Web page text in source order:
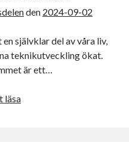
Södermanland
den 2024-09-02
självklar del av våra liv,
teknikutveckling ökat.
är ett…
läsaAvlyssning